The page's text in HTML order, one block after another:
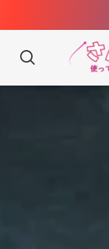
【ワー